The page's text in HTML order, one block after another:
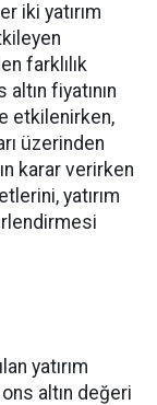
iki yatırım
farklılık
fiyatının
etkilenirken,
üzerinden
karar verirken
yatırım
yatırım
altın değeri